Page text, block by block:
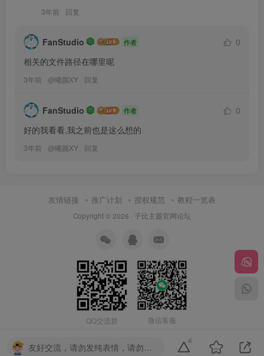
3年前 回复
FanStudio 作者
0
相关的文件路径在哪里呢
3年前 @曦颜XY 回复
FanStudio 作者
0
好的我看看,我之前也是这么想的
3年前 @曦颜XY 回复
友情链接 推广计划 授权规范 教程一览表
Copyright © 2026 · 子比主题官网论坛
QQ交流群 微信客服
友好交流，请勿发纯表情，请勿灌水，违者封号喔
-6